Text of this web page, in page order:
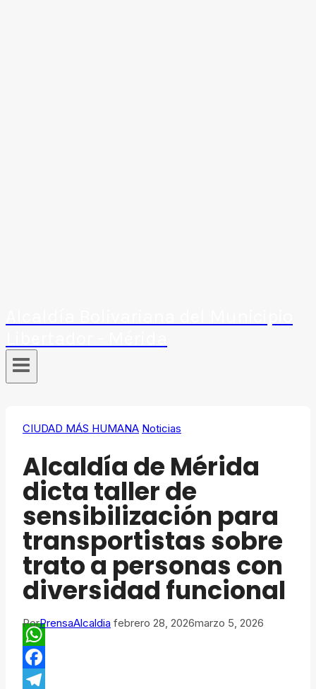
CIUDAD MÁS HUMANA Noticias
Alcaldía de Mérida
dicta taller de
sensibilización para
transportistas sobre
trato a personas con
diversidad funcional
PorPrensaAlcaldia febrero 28, 2026marzo 5, 2026
WhatsApp
Facebook